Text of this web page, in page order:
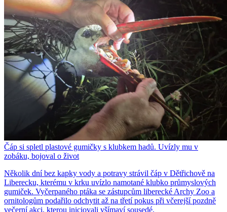
Čáp si spletl plastové gumičky s klubkem hadů. Uvízly mu v
zobáku, bojoval o život
Několik dní bez kapky vody a potravy strávil čáp v Dětřichově na
Liberecku, kterému v krku uvízlo namotané klubko průmyslových
gumiček. Vyčerpaného ptáka se zástupcům liberecké Archy Zoo a
ornitologům podařilo odchytit až na třetí pokus při včerejší pozdně
večerní akci, kterou iniciovali všímaví sousedé.